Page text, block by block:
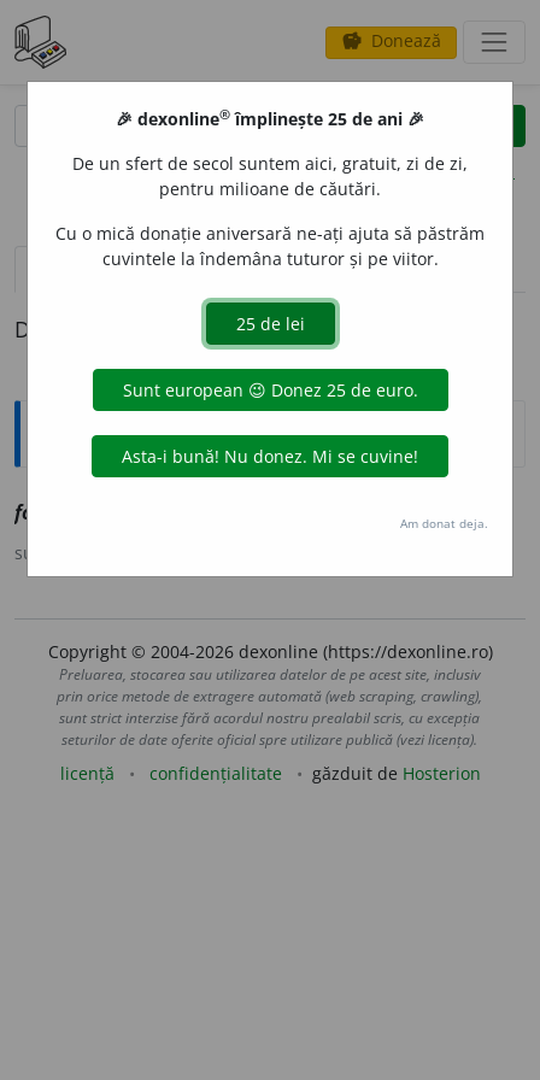
savings Donează
clear
opțiuni
definiții (1) pronunțievolume_up (50)
Definiția cu ID-ul 1100884:
Explicative DEX
fond
sursa:
Copyright © 2004-2026 dexonline (https://dexonline.ro)
Preluarea, stocarea sau utilizarea datelor de pe acest site, inclusiv
prin orice metode de extragere automată (web scraping, crawling),
sunt strict interzise fără acordul nostru prealabil scris, cu excepția
seturilor de date oferite oficial spre utilizare publică (vezi licența).
licență confidențialitate găzduit de Hosterion
🎉 dexonline® împlinește 25 de ani 🎉
De un sfert de secol suntem aici, gratuit, zi de zi,
pentru milioane de căutări.
Cu o mică donație aniversară ne-ați ajuta să păstrăm
cuvintele la îndemâna tuturor și pe viitor.
Am donat deja.